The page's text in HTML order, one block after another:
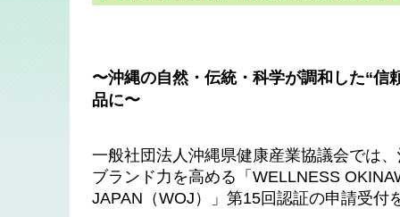
〜沖縄の自然・伝統・科学が調和した“信
品に〜
一般社団法人沖縄県健康産業協議会では
ブランド力を高める「WELLNESS
JAPAN（WOJ）」第15回認証の申請受付